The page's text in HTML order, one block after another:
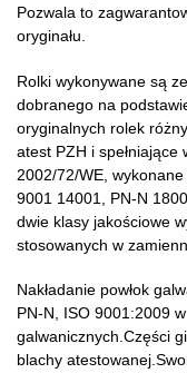
Pozwala to
oryginału.
Rolki wykonywane są
dobranego na
oryginalnych rolek
atest PZH i
2002/72/WE,
9001 14001, PN-N
dwie klasy jakościowe
stosowanych w
Nakładanie powłok
PN-N, ISO 9001:2009
galwanicznych.Części
blachy